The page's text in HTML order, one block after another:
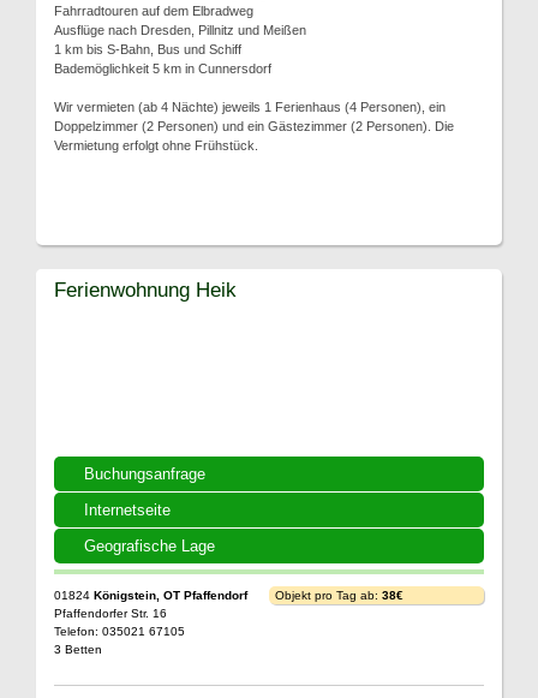
Fahrradtouren auf dem Elbradweg
Ausflüge nach Dresden, Pillnitz und Meißen
1 km bis S-Bahn, Bus und Schiff
Bademöglichkeit 5 km in Cunnersdorf
Wir vermieten (ab 4 Nächte) jeweils 1 Ferienhaus (4 Personen), ein
Doppelzimmer (2 Personen) und ein Gästezimmer (2 Personen). Die
Vermietung erfolgt ohne Frühstück.
Buchungsanfrage
Internetseite
Geografische Lage
Ferienwohnung Heik
01824 Königstein, OT Pfaffendorf
Pfaffendorfer Str. 16
Telefon: 035021 67105
3 Betten
Objekt pro Tag ab: 38€